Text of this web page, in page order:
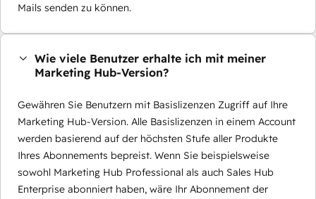
Mails senden zu können.
Wie viele Benutzer erhalte ich mit meiner
Marketing Hub-Version?
Gewähren Sie Benutzern mit Basislizenzen Zugriff auf Ihre
Marketing Hub-Version. Alle Basislizenzen in einem Account
werden basierend auf der höchsten Stufe aller Produkte
Ihres Abonnements bepreist. Wenn Sie beispielsweise
sowohl Marketing Hub Professional als auch Sales Hub
Enterprise abonniert haben, wäre Ihr Abonnement der